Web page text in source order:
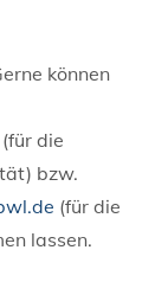
können
(für die
bzw.
(für die
lassen.